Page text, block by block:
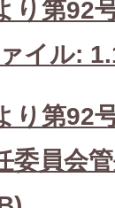
り第92
イル:
り第92
委員会